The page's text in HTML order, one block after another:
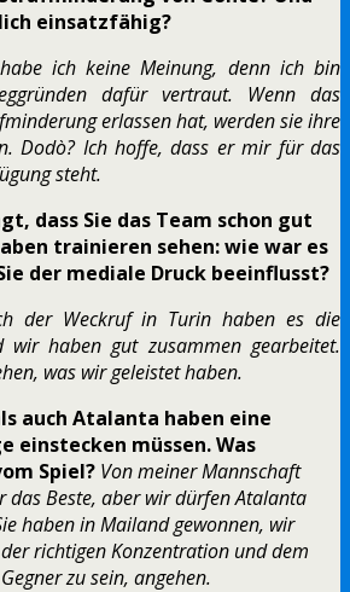
einsatzfähig?
ich keine Meinung, denn ich bin
dafür vertraut. Wenn das
erlassen hat, werden sie ihre
Dodò? Ich hoffe, dass er mir für das
steht.
dass Sie das Team schon gut
trainieren sehen: wie war es
der mediale Druck beeinflusst?
der Weckruf in Turin haben es die
wir haben gut zusammen gearbeitet.
was wir geleistet haben.
auch Atalanta haben eine
einstecken müssen. Was
Spiel? Von meiner Mannschaft
Beste, aber wir dürfen Atalanta
haben in Mailand gewonnen, wir
richtigen Konzentration und dem
zu sein, angehen.